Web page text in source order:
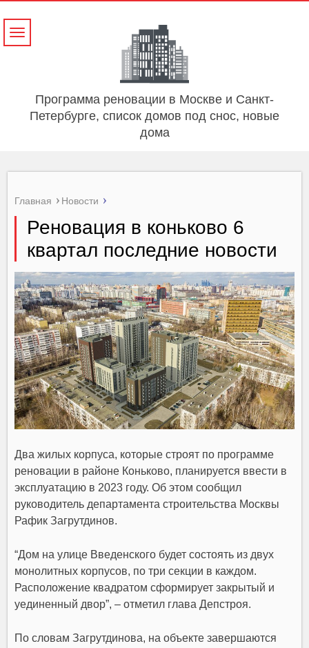
Программа реновации в Москве и Санкт-
Петербурге, список домов под снос, новые
дома
Навигация
Главная Новости
Реновация в коньково 6
квартал последние новости
Два жилых корпуса, которые строят по программе
реновации в районе Коньково, планируется ввести в
эксплуатацию в 2023 году. Об этом сообщил
руководитель департамента строительства Москвы
Рафик Загрутдинов.
“Дом на улице Введенского будет состоять из двух
монолитных корпусов, по три секции в каждом.
Расположение квадратом сформирует закрытый и
уединенный двор”, – отметил глава Депстроя.
По словам Загрутдинова, на объекте завершаются